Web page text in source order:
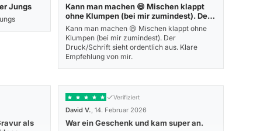
Jungs
Kann man machen 😄 Mischen klappt
ohne Klumpen (bei mir zumindest). De…
Kann man machen 😄 Mischen klappt ohne
Klumpen (bei mir zumindest). Der
Druck/Schrift sieht ordentlich aus. Klare
Empfehlung von mir.
als
Verifiziert
David V., 14. Februar 2026
War ein Geschenk und kam super an.